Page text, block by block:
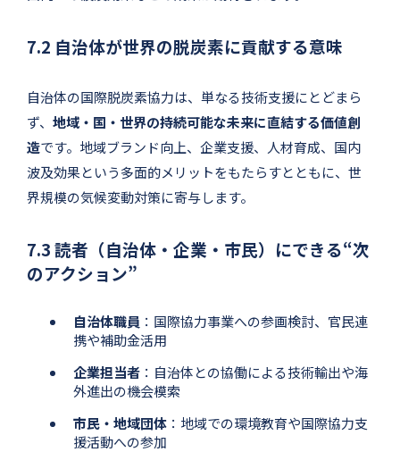
7.2 自治体が世界の脱炭素に貢献する意味
自治体の国際脱炭素協力は、単なる技術支援にとどまら
ず、 地域・国・世界の持続可能な未来に直結する価値創
造です。地域ブランド向上、企業支援、人材育成、国内
波及効果という多面的メリットをもたらすとともに、世
界規模の気候変動対策に寄与します。
7.3 読者（自治体・企業・市民）にできる“次
のアクション”
自治体職員 ：国際協力事業への参画検討、官民連
携や補助金活用
企業担当者 ：自治体との協働による技術輸出や海
外進出の機会模索
市民・地域団体 ：地域での環境教育や国際協力支
援活動への参加